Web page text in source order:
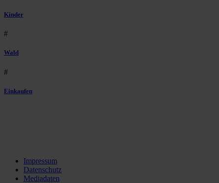
Kinder
#
Wald
#
Einkaufen
Impressum
Datenschutz
Mediadaten